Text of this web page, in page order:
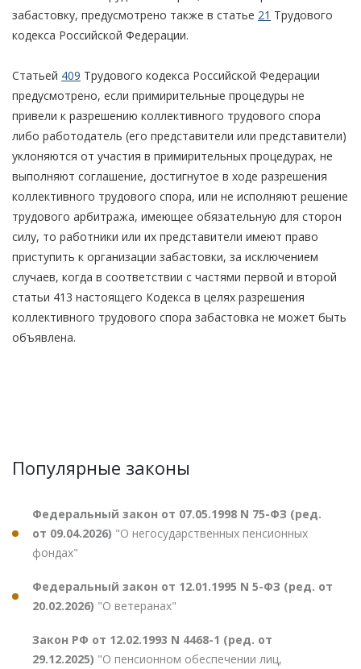
забастовку, предусмотрено также в статье 21 Трудового
кодекса Российской Федерации.
Статьей 409 Трудового кодекса Российской Федерации
предусмотрено, если примирительные процедуры не
привели к разрешению коллективного трудового спора
либо работодатель (его представители или представители)
уклоняются от участия в примирительных процедурах, не
выполняют соглашение, достигнутое в ходе разрешения
коллективного трудового спора, или не исполняют решение
трудового арбитража, имеющее обязательную для сторон
силу, то работники или их представители имеют право
приступить к организации забастовки, за исключением
случаев, когда в соответствии с частями первой и второй
статьи 413 настоящего Кодекса в целях разрешения
коллективного трудового спора забастовка не может быть
объявлена.
Популярные законы
Федеральный закон от 07.05.1998 N 75-ФЗ (ред.
от 09.04.2026) "О негосударственных пенсионных
фондах"
Федеральный закон от 12.01.1995 N 5-ФЗ (ред. от
20.02.2026) "О ветеранах"
Закон РФ от 12.02.1993 N 4468-1 (ред. от
29.12.2025) "О пенсионном обеспечении лиц,